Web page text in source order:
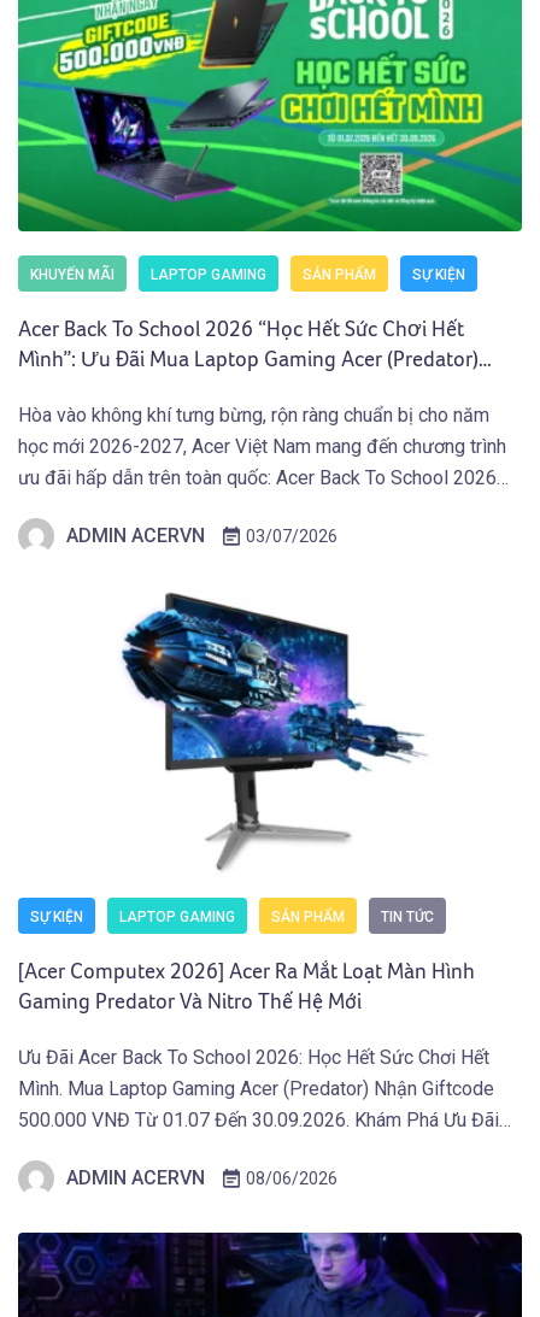
KHUYẾN MÃI LAPTOP GAMING SẢN PHẨM SỰ KIỆN
Acer Back To School 2026 “Học Hết Sức Chơi Hết
Mình”: Ưu Đãi Mua Laptop Gaming Acer (Predator)
Hòa vào không khí tưng bừng, rộn ràng chuẩn bị cho năm
học mới 2026-2027, Acer Việt Nam mang đến chương trình
ưu đãi hấp dẫn trên toàn quốc: Acer Back To School 2026
Sinh Viên và người dùng sở hữu Laptop Gaming […]
ADMIN ACERVN 03/07/2026
SỰ KIỆN LAPTOP GAMING SẢN PHẨM TIN TỨC
[Acer Computex 2026] Acer Ra Mắt Loạt Màn Hình
Gaming Predator Và Nitro Thế Hệ Mới
Ưu Đãi Acer Back To School 2026: Học Hết Sức Chơi Hết
Mình. Mua Laptop Gaming Acer (Predator) Nhận Giftcode
500.000 VNĐ Từ 01.07 Đến 30.09.2026. Khám Phá Ưu Đãi
hệ màn hình gaming mới thuộc hai dòng Predator và Acer
ADMIN ACERVN 08/06/2026